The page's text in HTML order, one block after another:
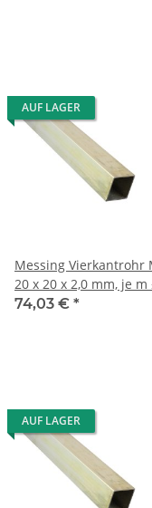
AUF LAGER
Messing Vierkantrohr
20 x 20 x 2,0 mm, je m
5mm
74,03 € *
AUF LAGER